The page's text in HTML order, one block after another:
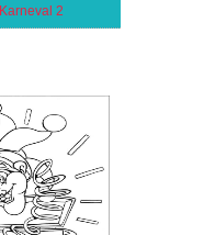
Karneval 2